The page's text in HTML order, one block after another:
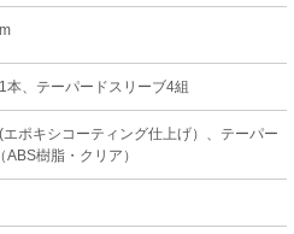
本、テーパードスリーブ4組
ポキシコーティング仕上げ）、テーパー
ABS樹脂・クリア）